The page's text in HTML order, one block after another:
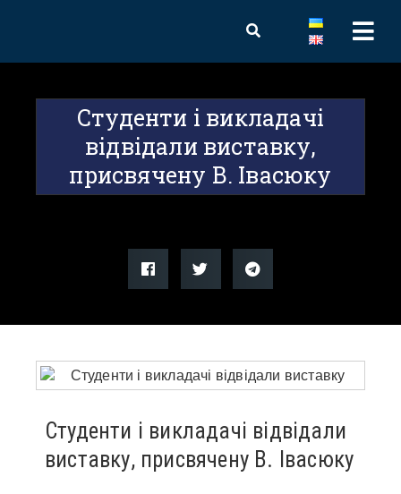
Студенти і викладачі
відвідали виставку,
присвячену В. Івасюку
Студенти і викладачі відвідали
виставку, присвячену В. Івасюку